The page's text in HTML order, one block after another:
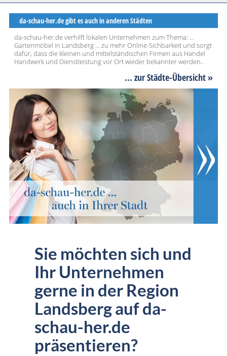
da-schau-her.de gibt es auch in anderen Städten
da-schau-her.de verhilft lokalen Unternehmen zum Thema: ...
Gartenmöbel in Landsberg ... zu mehr Online-Sichbarkeit und sorgt
dafür, dass die kleinen und mittelständischen Firmen aus Handel
Handwerk und Dienstleistung vor Ort wieder bekannter werden..
... zur Städte-Übersicht »
Sie möchten sich und
Ihr Unternehmen
gerne in der Region
Landsberg auf da-
schau-her.de
präsentieren?